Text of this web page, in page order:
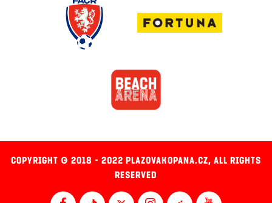
COPYRIGHT © 2018 - 2022 PLAZOVAKOPANA.CZ, ALL RIGHTS
RESERVED